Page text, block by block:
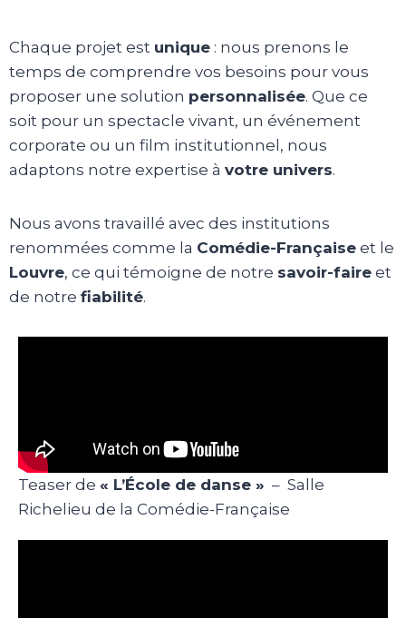
Chaque projet est unique : nous prenons le
temps de comprendre vos besoins pour vous
proposer une solution personnalisée. Que ce
soit pour un spectacle vivant, un événement
corporate ou un film institutionnel, nous
adaptons notre expertise à votre univers.
Nous avons travaillé avec des institutions
renommées comme la Comédie-Française et le
Louvre, ce qui témoigne de notre savoir-faire et
de notre fiabilité.
Teaser de « L’École de danse » – Salle
Richelieu de la Comédie-Française